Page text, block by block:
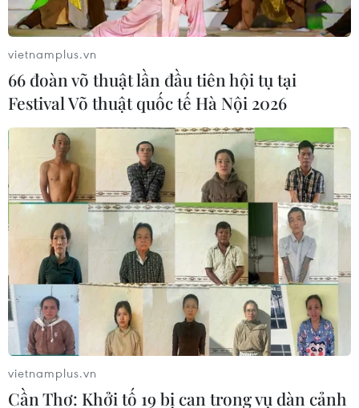
Ngoại trưởng Nga bình luận về dự thảo
ngân sách tài khóa 2020 của Mỹ
12/03/2019 13:50
Ngoại trưởng Nga cho rằng dự thảo ngân sách tài khóa
2020 của Mỹ quy định phân bổ 500 triệu USD để giúp
các đối tác chống Nga, có thể được coi là nỗ lực mua
chuộc các đối tác của Washington.
vietnamplus.vn
66 đoàn võ thuật lần đầu tiên hội tụ tại
Festival Võ thuật quốc tế Hà Nội 2026
vietnamplus.vn
Cần Thơ: Khởi tố 19 bị can trong vụ dàn cảnh